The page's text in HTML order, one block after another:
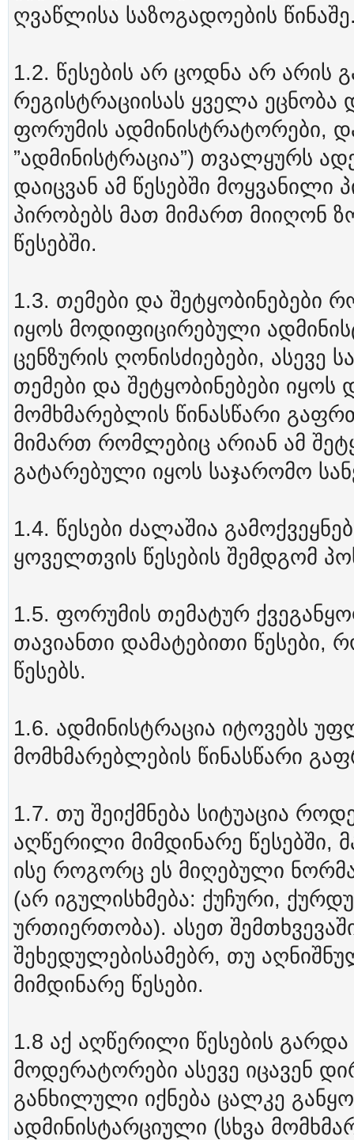
ღვაწლისა საზოგადოების
1.2. წესების არ ცოდნა არ არის
რეგისტრაციისას ყველა ეცნობა
ფორუმის ადმინისტრატორები,
”ადმინისტრაცია”) თვალყურს
დაიცვან ამ წესებში
პირობებს მათ მიმართ მიიღონ
წესებში.
1.3. თემები და შეტყობინებები
იყოს მოდიფიცირებული
ცენზურის ღონისძიებები, ასევე
თემები და შეტყობინებები
მომხმარებლის წინასწარი
მიმართ რომლებიც არიან ამ
გატარებული იყოს საჯარომო
1.4. წესები ძალაშია
ყოველთვის წესების შემდგომ
1.5. ფორუმის თემატურ
თავიანთი დამატებითი წესები,
წესებს.
1.6. ადმინისტრაცია იტოვებს
მომხმარებლების წინასწარი
1.7. თუ შეიქმნება სიტუაცია
აღწერილი მიმდინარე წესებში,
ისე როგორც ეს მიღებული
(არ იგულისხმება: ქუჩური,
ურთიერთობა). ასეთ
შეხედულებისამებრ, თუ
მიმდინარე წესები.
1.8 აქ აღწერილი წესების
მოდერატორები ასევე იცავენ
განხილული იქნება ცალკე
ადმინისტარციული (სხვა